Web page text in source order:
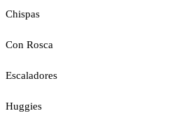
Chispas
Con Rosca
Escaladores
Huggies